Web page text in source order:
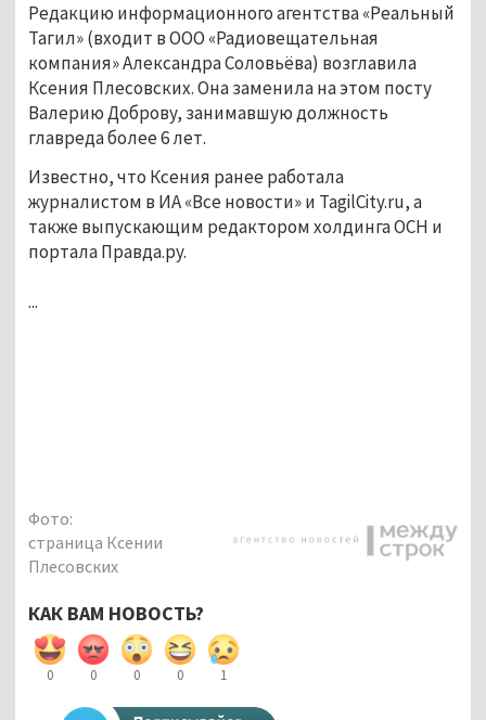
Редакцию информационного агентства «Реальный
Тагил» (входит в ООО «Радиовещательная
компания» Александра Соловьёва) возглавила
Ксения Плесовских. Она заменила на этом посту
Валерию Доброву, занимавшую должность
главреда более 6 лет.
Известно, что Ксения ранее работала
журналистом в ИА «Все новости» и TagilCity.ru, а
также выпускающим редактором холдинга ОСН и
портала Правда.ру.
...
Фото:
страница Ксении
Плесовских
КАК ВАМ НОВОСТЬ?
0 0 0 0 1